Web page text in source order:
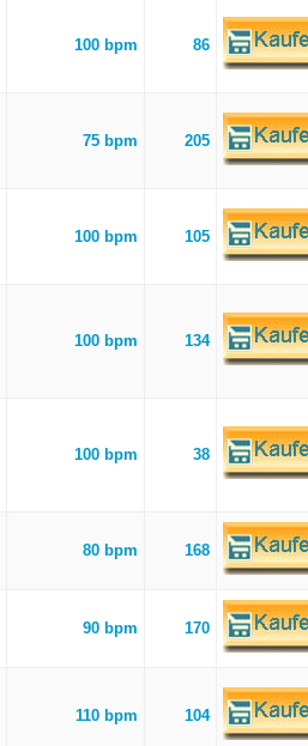
100 bpm 86
75 bpm 205
100 bpm 105
100 bpm 134
100 bpm 38
80 bpm 168
90 bpm 170
110 bpm 104